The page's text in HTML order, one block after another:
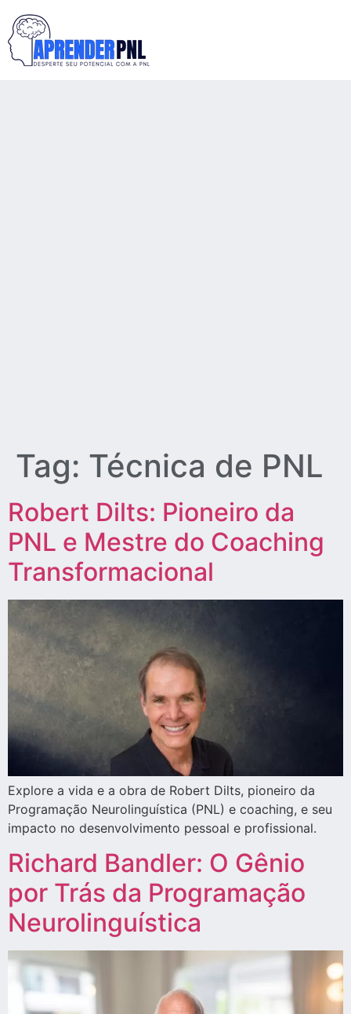
Tag: Técnica de PNL
Robert Dilts: Pioneiro da
PNL e Mestre do Coaching
Transformacional
Explore a vida e a obra de Robert Dilts, pioneiro da
Programação Neurolinguística (PNL) e coaching, e seu
impacto no desenvolvimento pessoal e profissional.
Richard Bandler: O Gênio
por Trás da Programação
Neurolinguística